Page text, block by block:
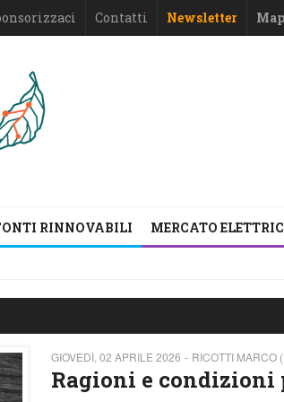
Contatti Newsletter
RINNOVABILI MERCATO
GIOVEDÌ, 02 APRILE 2026 RICOTTI MARCO
Ragioni e condizioni